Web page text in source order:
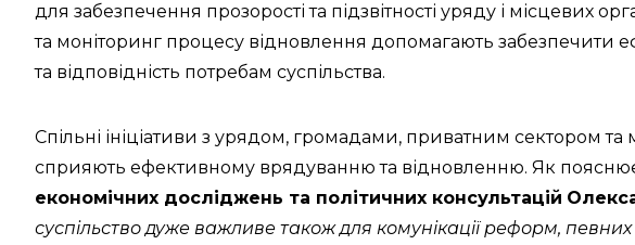
для забезпечення прозорості та підзвітності уряду і місцевих
та моніторинг процесу відновлення допомагають забезпечити
та відповідність потребам суспільства.
Спільні ініціативи з урядом, громадами, приватним сектором
сприяють ефективному врядуванню та відновленню. Як
економічних досліджень та політичних консультацій
суспільство дуже важливе також для комунікації реформ, певних